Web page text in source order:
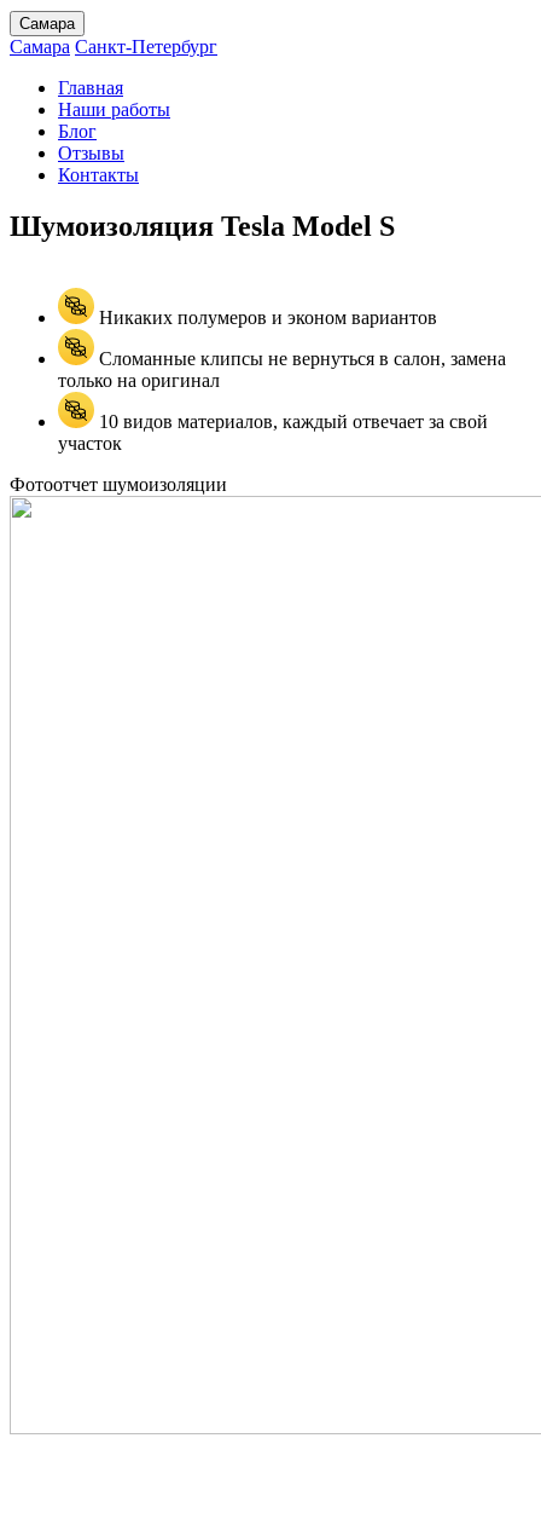
Самара
Самара Санкт-Петербург
Главная
Наши работы
Блог
Отзывы
Контакты
Шумоизоляция Tesla Model S
Никаких полумеров и эконом вариантов
Сломанные клипсы не вернуться в салон, замена
только на оригинал
10 видов материалов, каждый отвечает за свой
участок
Фотоотчет шумоизоляции